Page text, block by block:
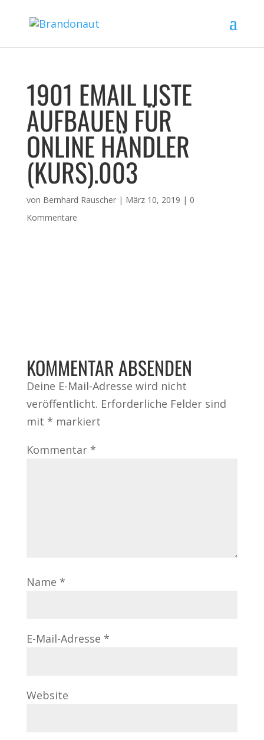
1901 EMAIL LISTE
AUFBAUEN FÜR
ONLINE HÄNDLER
(KURS).003
von Bernhard Rauscher| März 10, 2019 | 0
Kommentare
KOMMENTAR ABSENDEN
Deine E-Mail-Adresse wird nicht
veröffentlicht. Erforderliche Felder sind
mit * markiert
Kommentar *
Name *
E-Mail-Adresse *
Website